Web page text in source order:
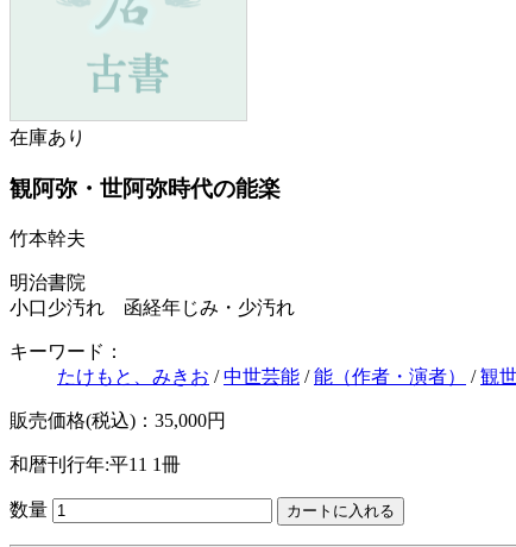
在庫あり
観阿弥・世阿弥時代の能楽
竹本幹夫
明治書院
小口少汚れ 函経年じみ・少汚れ
キーワード：
たけもと、みきお /中世芸能 /能（作者・演者） /観
販売価格(税込)：35,000円
和暦刊行年:平11 1冊
数量